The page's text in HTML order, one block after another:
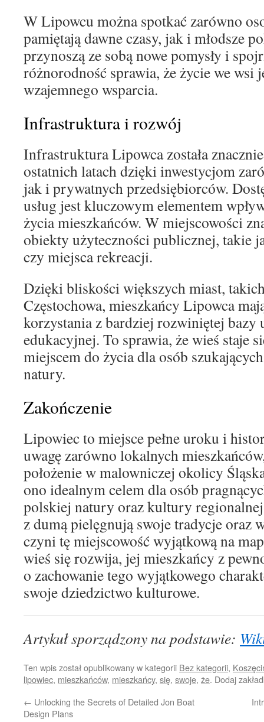
W Lipowcu można spotkać zarówno
pamiętają dawne czasy, jak i młodsze
przynoszą ze sobą nowe pomysły i
różnorodność sprawia, że życie we wsi
wzajemnego wsparcia.
Infrastruktura i rozwój
Infrastruktura Lipowca została
ostatnich latach dzięki inwestycjom
jak i prywatnych przedsiębiorców.
usług jest kluczowym elementem
życia mieszkańców. W miejscowości
obiekty użyteczności publicznej, takie
czy miejsca rekreacji.
Dzięki bliskości większych miast,
Częstochowa, mieszkańcy Lipowca
korzystania z bardziej rozwiniętej bazy
edukacyjnej. To sprawia, że wieś staje
miejscem do życia dla osób
natury.
Zakończenie
Lipowiec to miejsce pełne uroku i
uwagę zarówno lokalnych
położenie w malowniczej okolicy
ono idealnym celem dla osób
polskiej natury oraz kultury
z dumą pielęgnują swoje tradycje oraz
czyni tę miejscowość wyjątkową na
wieś się rozwija, jej mieszkańcy z
o zachowanie tego wyjątkowego
swoje dziedzictwo kulturowe.
Artykuł sporządzony na podstawie:
Ten wpis został opublikowany w kategorii Bez kategorii,
lipowiec, mieszkańców, mieszkańcy, się, swoje, że. Dodaj
← Unlocking the Secrets of Detailed Jon Boat
Design Plans